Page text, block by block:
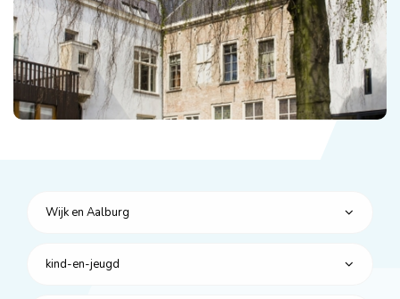
Wijk en Aalburg
kind-en-jeugd